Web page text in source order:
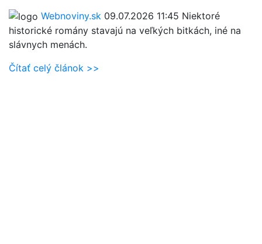
Webnoviny.sk 09.07.2026 11:45 Niektoré
historické romány stavajú na veľkých bitkách, iné na
slávnych menách.
Čítať celý článok >>